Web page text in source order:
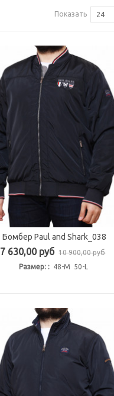
Показать 24
Быстрый просмотр
Бомбер Paul and Shark_038
7 630,00 руб 10 900,00 руб
Размер: : 48-M 50-L